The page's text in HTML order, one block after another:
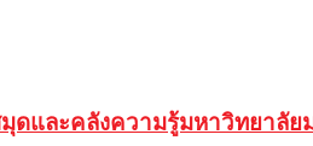
และคลังความรู้มหาวิทยาลัย